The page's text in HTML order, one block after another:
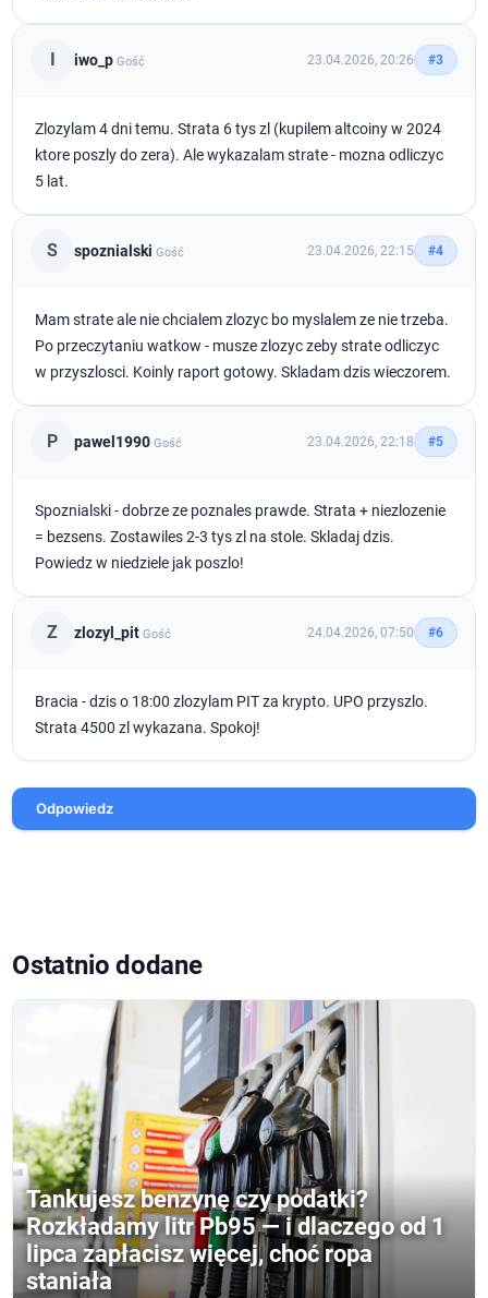
I iwo_p Gość 23.04.2026, 20:26 #3
Zlozylam 4 dni temu. Strata 6 tys zl (kupilem altcoiny w 2024
ktore poszly do zera). Ale wykazalam strate - mozna odliczyc
5 lat.
S spoznialski Gość 23.04.2026, 22:15 #4
Mam strate ale nie chcialem zlozyc bo myslalem ze nie trzeba.
Po przeczytaniu watkow - musze zlozyc zeby strate odliczyc
w przyszlosci. Koinly raport gotowy. Skladam dzis wieczorem.
P pawel1990 Gość 23.04.2026, 22:18 #5
Spoznialski - dobrze ze poznales prawde. Strata + niezlozenie
= bezsens. Zostawiles 2-3 tys zl na stole. Skladaj dzis.
Powiedz w niedziele jak poszlo!
Z zlozyl_pit Gość 24.04.2026, 07:50 #6
Bracia - dzis o 18:00 zlozylam PIT za krypto. UPO przyszlo.
Strata 4500 zl wykazana. Spokoj!
Odpowiedz
Ostatnio dodane
Tankujesz benzynę czy podatki?
Rozkładamy litr Pb95 — i dlaczego od 1
lipca zapłacisz więcej, choć ropa
staniała